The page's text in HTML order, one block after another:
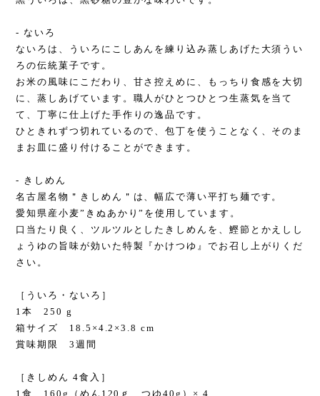
‐ ないろ
ないろは、ういろにこしあんを練り込み蒸しあげた大須うい
ろの伝統菓子です。
お米の風味にこだわり、甘さ控えめに、もっちり食感を大切
に、蒸しあげています。職人がひとつひとつ生蒸気を当て
て、丁寧に仕上げた手作りの逸品です。
ひときれずつ切れているので、包丁を使うことなく、そのま
まお皿に盛り付けることができます。
- きしめん
名古屋名物＂きしめん＂は、幅広で薄い平打ち麺です。
愛知県産小麦”きぬあかり”を使用しています。
口当たり良く、ツルツルとしたきしめんを、鰹節とかえしし
ょうゆの旨味が効いた特製『かけつゆ』でお召し上がりくだ
さい。
［ういろ・ないろ］
1本 250 g
箱サイズ 18.5×4.2×3.8 cm
賞味期限 3週間
［きしめん 4食入］
1食 160g（めん120ｇ、つゆ40g）× 4